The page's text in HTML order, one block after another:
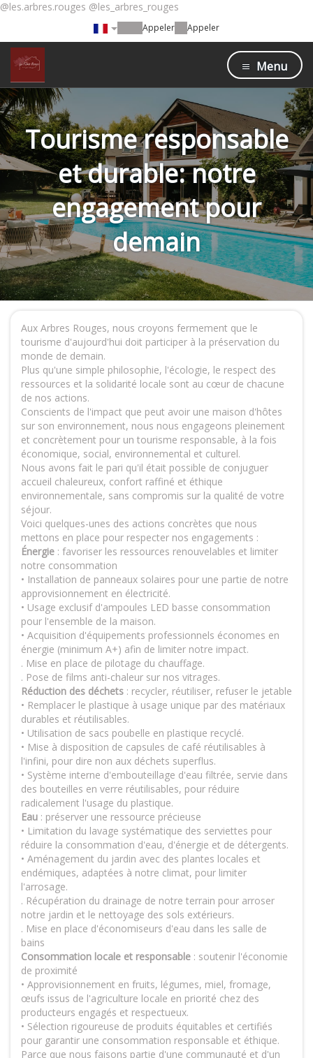
@les.arbres.rouges @les_arbres_rouges
Appeler Appeler
Menu
Tourisme responsable
et durable: notre
engagement pour
demain
Aux Arbres Rouges, nous croyons fermement que le
tourisme d'aujourd'hui doit participer à la préservation du
monde de demain.
Plus qu'une simple philosophie, l'écologie, le respect des
ressources et la solidarité locale sont au cœur de chacune
de nos actions.
Conscients de l'impact que peut avoir une maison d'hôtes
sur son environnement, nous nous engageons pleinement
et concrètement pour un tourisme responsable, à la fois
économique, social, environnemental et culturel.
Nous avons fait le pari qu'il était possible de conjuguer
accueil chaleureux, confort raffiné et éthique
environnementale, sans compromis sur la qualité de votre
séjour.
Voici quelques-unes des actions concrètes que nous
mettons en place pour respecter nos engagements :
Énergie : favoriser les ressources renouvelables et limiter
notre consommation
• Installation de panneaux solaires pour une partie de notre
approvisionnement en électricité.
• Usage exclusif d'ampoules LED basse consommation
pour l'ensemble de la maison.
• Acquisition d'équipements professionnels économes en
énergie (minimum A+) afin de limiter notre impact.
. Mise en place de pilotage du chauffage.
. Pose de films anti-chaleur sur nos vitrages.
Réduction des déchets : recycler, réutiliser, refuser le jetable
• Remplacer le plastique à usage unique par des matériaux
durables et réutilisables.
• Utilisation de sacs poubelle en plastique recyclé.
• Mise à disposition de capsules de café réutilisables à
l'infini, pour dire non aux déchets superflus.
• Système interne d'embouteillage d'eau filtrée, servie dans
des bouteilles en verre réutilisables, pour réduire
radicalement l'usage du plastique.
Eau : préserver une ressource précieuse
• Limitation du lavage systématique des serviettes pour
réduire la consommation d'eau, d'énergie et de détergents.
• Aménagement du jardin avec des plantes locales et
endémiques, adaptées à notre climat, pour limiter
l'arrosage.
. Récupération du drainage de notre terrain pour arroser
notre jardin et le nettoyage des sols extérieurs.
. Mise en place d'économiseurs d'eau dans les salle de
bains
Consommation locale et responsable : soutenir l'économie
de proximité
• Approvisionnement en fruits, légumes, miel, fromage,
œufs issus de l'agriculture locale en priorité chez des
producteurs engagés et respectueux.
• Sélection rigoureuse de produits équitables et certifiés
pour garantir une consommation responsable et éthique.
Parce que nous faisons partie d'une communauté et d'un